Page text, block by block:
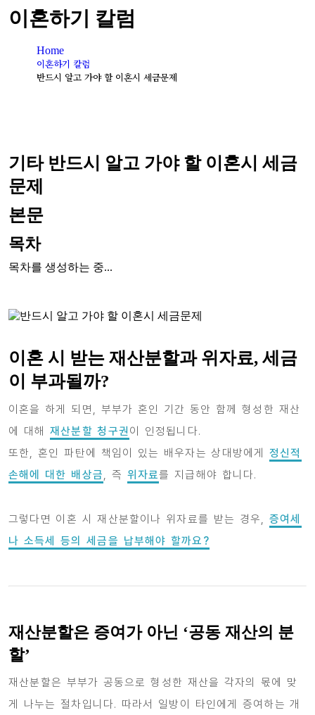
이혼하기 칼럼
Home
이혼하기 칼럼
반드시 알고 가야 할 이혼시 세금문제
기타 반드시 알고 가야 할 이혼시 세금
문제
본문
목차
목차를 생성하는 중...
이혼 시 받는 재산분할과 위자료, 세금
이 부과될까?
이혼을 하게 되면, 부부가 혼인 기간 동안 함께 형성한 재산
에 대해재산분할 청구권이 인정됩니다.
또한, 혼인 파탄에 책임이 있는 배우자는 상대방에게정신적
손해에 대한 배상금, 즉 위자료를 지급해야 합니다.
그렇다면 이혼 시 재산분할이나 위자료를 받는 경우,증여세
나 소득세 등의 세금을 납부해야 할까요?
재산분할은 증여가 아닌 ‘공동 재산의 분
할’
재산분할은 부부가 공동으로 형성한 재산을 각자의 몫에 맞
게 나누는 절차입니다. 따라서 일방이 타인에게 증여하는 개